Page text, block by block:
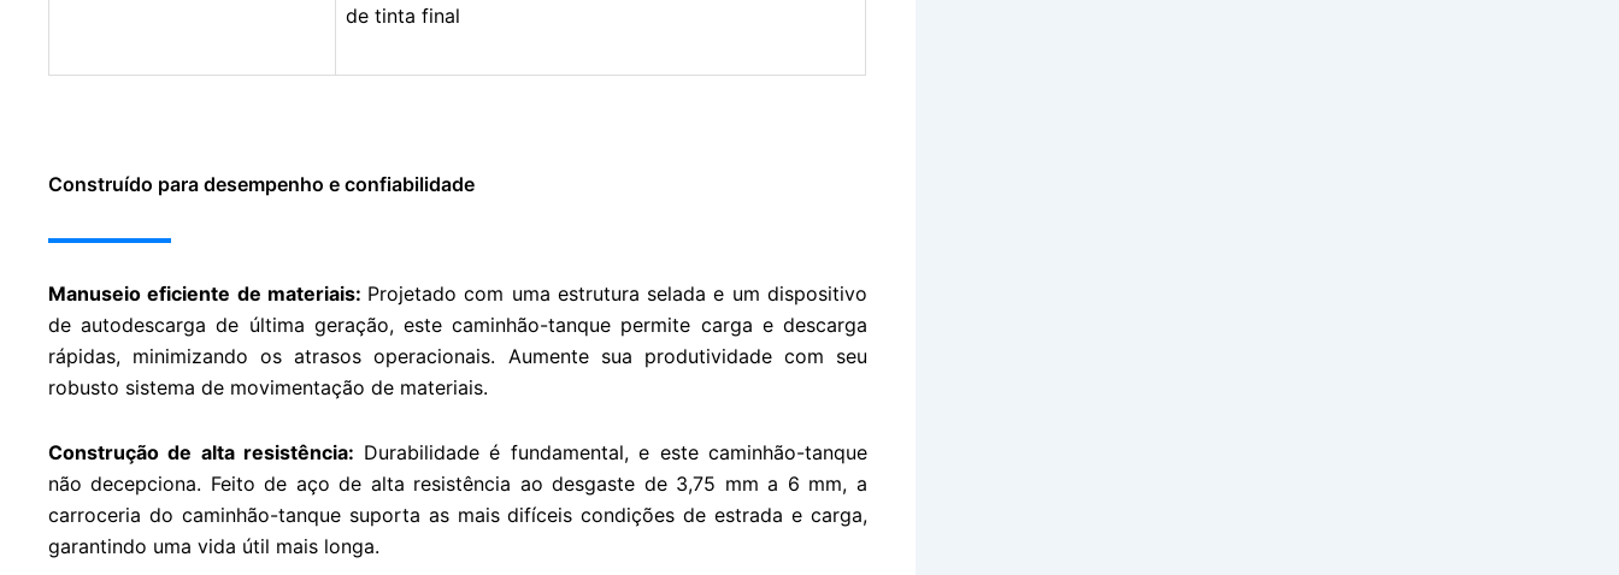
de tinta final
Construído para desempenho e confiabilidade
Manuseio eficiente de materiais: Projetado com uma estrutura selada e um dispositivo
de autodescarga de última geração, este caminhão-tanque permite carga e descarga
rápidas, minimizando os atrasos operacionais. Aumente sua produtividade com seu
robusto sistema de movimentação de materiais.
Construção de alta resistência: Durabilidade é fundamental, e este caminhão-tanque
não decepciona. Feito de aço de alta resistência ao desgaste de 3,75 mm a 6 mm, a
carroceria do caminhão-tanque suporta as mais difíceis condições de estrada e carga,
garantindo uma vida útil mais longa.